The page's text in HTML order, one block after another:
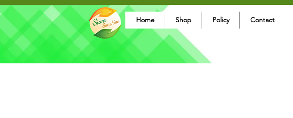
Home Shop Policy Contact